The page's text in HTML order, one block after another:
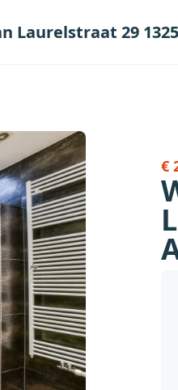
Laurelstraat 29
€